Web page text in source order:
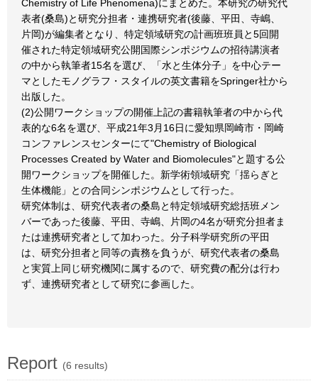
Chemistry of Life Phenomena)にまとめた。本研究の研究代
表者(桑島)と研究分担者・連携研究者(後藤、平田、寺嶋、
片岡)が編集者となり、特定領域研究の計画班班員と5回開
催された特定領域研究公開国際シンポジウムの招待講演者
の中から執筆者15名を選び、「水と生体分子」を中心テー
マとしたモノグラフ・スタイルの英文書籍をSpringer社から
出版した。
(2)公開ワークショップの開催上記の書籍執筆者の中から代
表的な6名を選び、平成21年3月16日に愛知県岡崎市・岡崎
コンファレンスセンターにて"Chemistry of Biological
Processes Created by Water and Biomolecules"と題する公
開ワークショップを開催した。新学術領域研究「揺らぎと
生体機能」との合同シンポジウムとして行った。
研究体制は、研究代表者の桑島と特定領域研究総括班メン
バーであった後藤、平田、寺嶋、片岡の4名が研究分担者ま
たは連携研究者として加わった。分子科学研究所の平田
は、研究分担者と同等の責務を負うが、研究代表者の桑島
と実質上同じ研究機関に属するので、研究費の配分は行わ
ず、連携研究者として研究に参画した。
Report (6 results)